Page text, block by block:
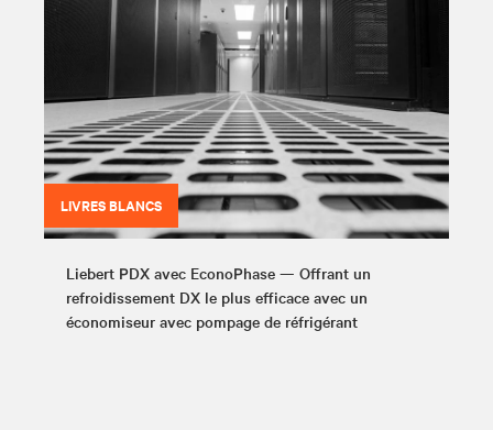
LIVRES BLANCS
Liebert PDX avec EconoPhase — Offrant un
refroidissement DX le plus efficace avec un
économiseur avec pompage de réfrigérant